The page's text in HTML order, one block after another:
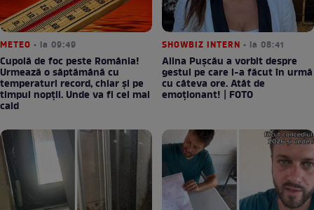
METEO • la 09:49
Cupolă de foc peste România!
Urmează o săptămână cu
temperaturi record, chiar și pe
timpul nopții. Unde va fi cel mai
cald
SHOWBIZ INTERN • la 08:41
Alina Pușcău a vorbit despre
gestul pe care l-a făcut în urmă
cu câteva ore. Atât de
emoționant! | FOTO